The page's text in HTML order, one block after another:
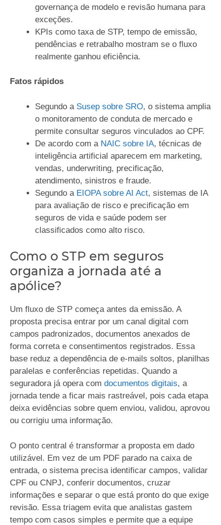
governança de modelo e revisão humana para
exceções.
KPIs como taxa de STP, tempo de emissão,
pendências e retrabalho mostram se o fluxo
realmente ganhou eficiência.
Fatos rápidos
Segundo a Susep sobre SRO, o sistema amplia
o monitoramento de conduta de mercado e
permite consultar seguros vinculados ao CPF.
De acordo com a NAIC sobre IA, técnicas de
inteligência artificial aparecem em marketing,
vendas, underwriting, precificação,
atendimento, sinistros e fraude.
Segundo a EIOPA sobre AI Act, sistemas de IA
para avaliação de risco e precificação em
seguros de vida e saúde podem ser
classificados como alto risco.
Como o STP em seguros
organiza a jornada até a
apólice?
Um fluxo de STP começa antes da emissão. A
proposta precisa entrar por um canal digital com
campos padronizados, documentos anexados de
forma correta e consentimentos registrados. Essa
base reduz a dependência de e-mails soltos, planilhas
paralelas e conferências repetidas. Quando a
seguradora já opera com documentos digitais, a
jornada tende a ficar mais rastreável, pois cada etapa
deixa evidências sobre quem enviou, validou, aprovou
ou corrigiu uma informação.
O ponto central é transformar a proposta em dado
utilizável. Em vez de um PDF parado na caixa de
entrada, o sistema precisa identificar campos, validar
CPF ou CNPJ, conferir documentos, cruzar
informações e separar o que está pronto do que exige
revisão. Essa triagem evita que analistas gastem
tempo com casos simples e permite que a equipe